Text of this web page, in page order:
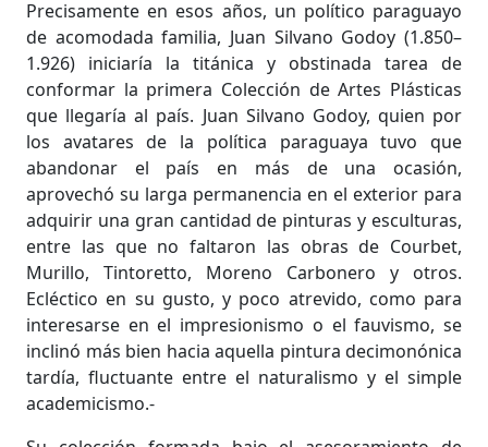
Precisamente en esos años, un político paraguayo
de acomodada familia, Juan Silvano Godoy (1.850–
1.926) iniciaría la titánica y obstinada tarea de
conformar la primera Colección de Artes Plásticas
que llegaría al país. Juan Silvano Godoy, quien por
los avatares de la política paraguaya tuvo que
abandonar el país en más de una ocasión,
aprovechó su larga permanencia en el exterior para
adquirir una gran cantidad de pinturas y esculturas,
entre las que no faltaron las obras de Courbet,
Murillo, Tintoretto, Moreno Carbonero y otros.
Ecléctico en su gusto, y poco atrevido, como para
interesarse en el impresionismo o el fauvismo, se
inclinó más bien hacia aquella pintura decimonónica
tardía, fluctuante entre el naturalismo y el simple
academicismo.-